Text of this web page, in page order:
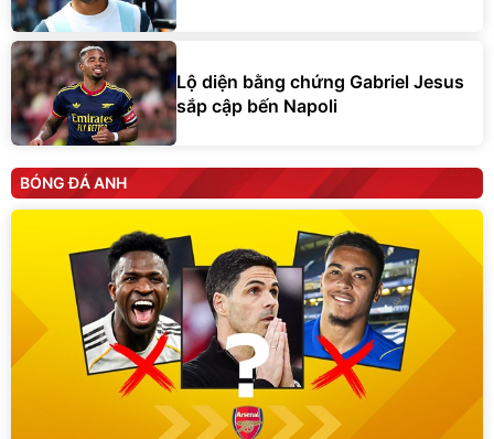
Lộ diện bằng chứng Gabriel Jesus
sắp cập bến Napoli
BÓNG ĐÁ ANH